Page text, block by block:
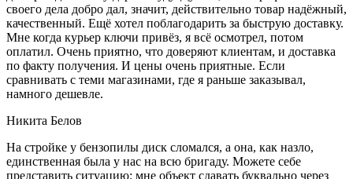
своего дела добро дал, значит, действительно товар надёжный,
качественный. Ещё хотел поблагодарить за быструю доставку.
Мне когда курьер ключи привёз, я всё осмотрел, потом
оплатил. Очень приятно, что доверяют клиентам, и доставка
по факту получения. И цены очень приятные. Если
сравнивать с теми магазинами, где я раньше заказывал,
намного дешевле.
Никита Белов
На стройке у бензопилы диск сломался, а она, как назло,
единственная была у нас на всю бригаду. Можете себе
представить ситуацию: мне объект сдавать буквально через